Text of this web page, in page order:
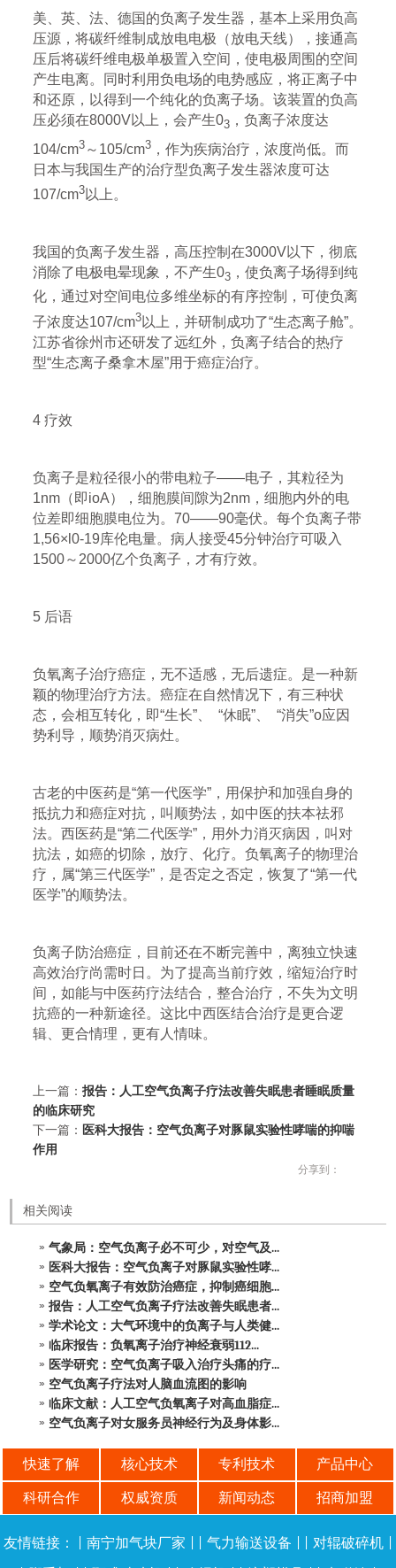
美、英、法、德国的负离子发生器，基本上采用负高
压源，将碳纤维制成放电电极（放电天线），接通高
压后将碳纤维电极单极置入空间，使电极周围的空间
产生电离。同时利用负电场的电势感应，将正离子中
和还原，以得到一个纯化的负离子场。该装置的负高
压必须在8000V以上，会产生03 ，负离子浓度达
104/cm3 ～105/cm3 ，作为疾病治疗，浓度尚低。而
日本与我国生产的治疗型负离子发生器浓度可达
107/cm3 以上。
我国的负离子发生器，高压控制在3000V以下，彻底
消除了电极电晕现象，不产生03 ，使负离子场得到纯
化，通过对空间电位多维坐标的有序控制，可使负离
子浓度达107/cm3 以上，并研制成功了“生态离子舱”。
江苏省徐州市还研发了远红外，负离子结合的热疗
型“生态离子桑拿木屋”用于癌症治疗。
4 疗效
负离子是粒径很小的带电粒子——电子，其粒径为
1nm（即ioA），细胞膜间隙为2nm，细胞内外的电
位差即细胞膜电位为。70——90毫伏。每个负离子带
1,56×l0-19库伦电量。病人接受45分钟治疗可吸入
1500～2000亿个负离子，才有疗效。
5 后语
负氧离子治疗癌症，无不适感，无后遗症。是一种新
颖的物理治疗方法。癌症在自然情况下，有三种状
态，会相互转化，即“生长”、 “休眠”、 “消失”o应因
势利导，顺势消灭病灶。
古老的中医药是“第一代医学”，用保护和加强自身的
抵抗力和癌症对抗，叫顺势法，如中医的扶本祛邪
法。西医药是“第二代医学”，用外力消灭病因，叫对
抗法，如癌的切除，放疗、化疗。负氧离子的物理治
疗，属“第三代医学”，是否定之否定，恢复了“第一代
医学”的顺势法。
负离子防治癌症，目前还在不断完善中，离独立快速
高效治疗尚需时日。为了提高当前疗效，缩短治疗时
间，如能与中医药疗法结合，整合治疗，不失为文明
抗癌的一种新途径。这比中西医结合治疗是更合逻
辑、更合情理，更有人情味。
上一篇：报告：人工空气负离子疗法改善失眠患者睡眠质量
的临床研究
下一篇： 医科大报告：空气负离子对豚鼠实验性哮喘的抑喘
作用
分享到：
相关阅读
气象局：空气负离子必不可少，对空气及...
医科大报告：空气负离子对豚鼠实验性哮...
空气负氧离子有效防治癌症，抑制癌细胞...
报告：人工空气负离子疗法改善失眠患者...
学术论文：大气环境中的负离子与人类健...
临床报告：负氧离子治疗神经衰弱112...
医学研究：空气负离子吸入治疗头痛的疗...
空气负离子疗法对人脑血流图的影响
临床文献：人工空气负氧离子对高血脂症...
空气负离子对女服务员神经行为及身体影...
快速了解 核心技术 专利技术 产品中心
科研合作 权威资质 新闻动态 招商加盟
友情链接： 南宁加气块厂家 气力输送设备 对辊破碎机